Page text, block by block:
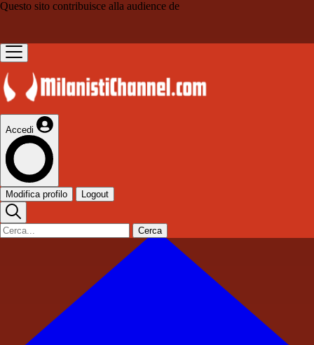
Questo sito contribuisce alla audience de
Accedi
Modifica profilo Logout
Cerca